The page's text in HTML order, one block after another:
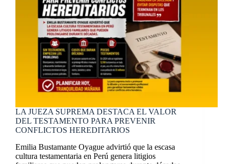
LA JUEZA SUPREMA DESTACA EL VALOR
DEL TESTAMENTO PARA PREVENIR
CONFLICTOS HEREDITARIOS
Emilia Bustamante Oyague advirtió que la escasa
cultura testamentaria en Perú genera litigios